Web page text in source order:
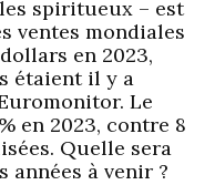
spiritueux – est
ventes mondiales
en 2023,
étaient il y a
Le
en 2023, contre 8
Quelle sera
années à venir ?